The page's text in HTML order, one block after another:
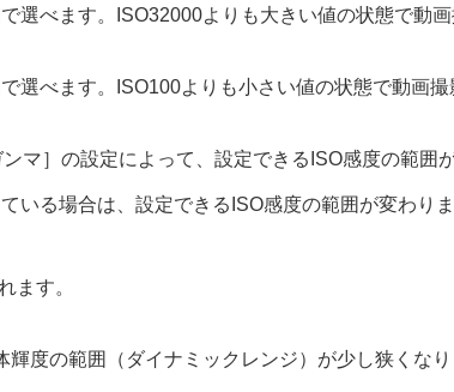
を切り出す
選べます。ISO32000よりも大きい値の状態で動
選べます。ISO100よりも小さい値の状態で動画
マ］ の設定によって、設定できるISO感度の範囲
いる場合は、設定できるISO感度の範囲が変わりま
ます。
度の範囲（ダイナミックレンジ）が少し狭くなり